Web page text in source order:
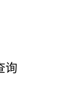
询